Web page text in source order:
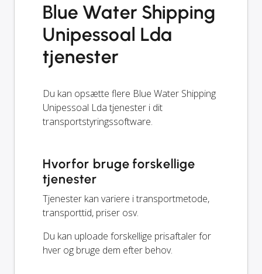
Blue Water Shipping
Unipessoal Lda
tjenester
Du kan opsætte flere Blue Water Shipping
Unipessoal Lda tjenester i dit
transportstyringssoftware.
Hvorfor bruge forskellige
tjenester
Tjenester kan variere i transportmetode,
transporttid, priser osv.
Du kan uploade forskellige prisaftaler for
hver og bruge dem efter behov.